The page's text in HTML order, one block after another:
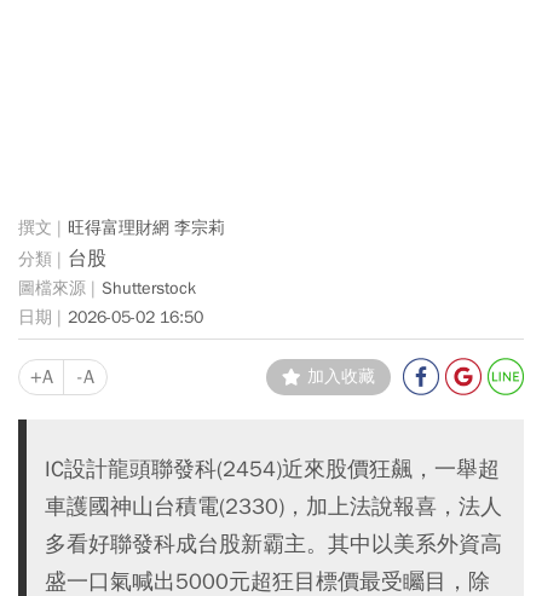
旺得富理財網 李宗莉
台股
Shutterstock
2026-05-02 16:50
+A -A 加入收藏
IC設計龍頭聯發科(2454)近來股價狂飆，一舉超
車護國神山台積電(2330)，加上法說報喜，法人
多看好聯發科成台股新霸主。其中以美系外資高
盛一口氣喊出5000元超狂目標價最受矚目，除